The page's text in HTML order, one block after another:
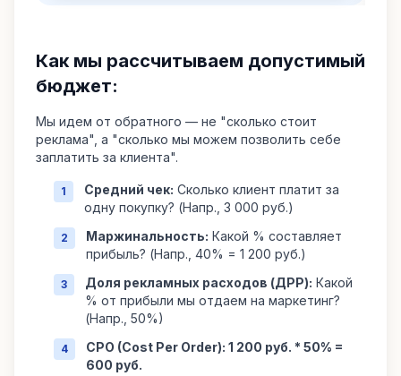
Как мы рассчитываем допустимый
бюджет:
Мы идем от обратного — не "сколько стоит
реклама", а "сколько мы можем позволить себе
заплатить за клиента".
1 Средний чек: Сколько клиент платит за
одну покупку? (Напр., 3 000 руб.)
2 Маржинальность: Какой % составляет
прибыль? (Напр., 40% = 1 200 руб.)
3 Доля рекламных расходов (ДРР): Какой
% от прибыли мы отдаем на маркетинг?
(Напр., 50%)
4 CPO (Cost Per Order): 1 200 руб. * 50% =
600 руб.